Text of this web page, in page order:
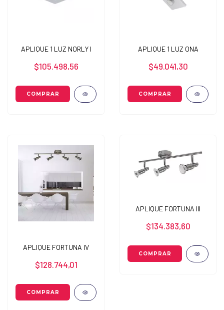
APLIQUE 1 LUZ NORLY I
$105.498,56
APLIQUE 1 LUZ ONA
$49.041,30
APLIQUE FORTUNA IV
$128.744,01
APLIQUE FORTUNA III
$134.383,60